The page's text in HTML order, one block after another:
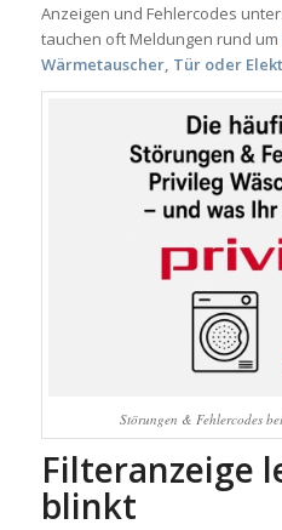
Anzeigen und Fehlercodes
tauchen oft Meldungen rund um
Wärmetauscher, Tür oder
Störungen & Fehlercodes
Filteranzeige
blinkt